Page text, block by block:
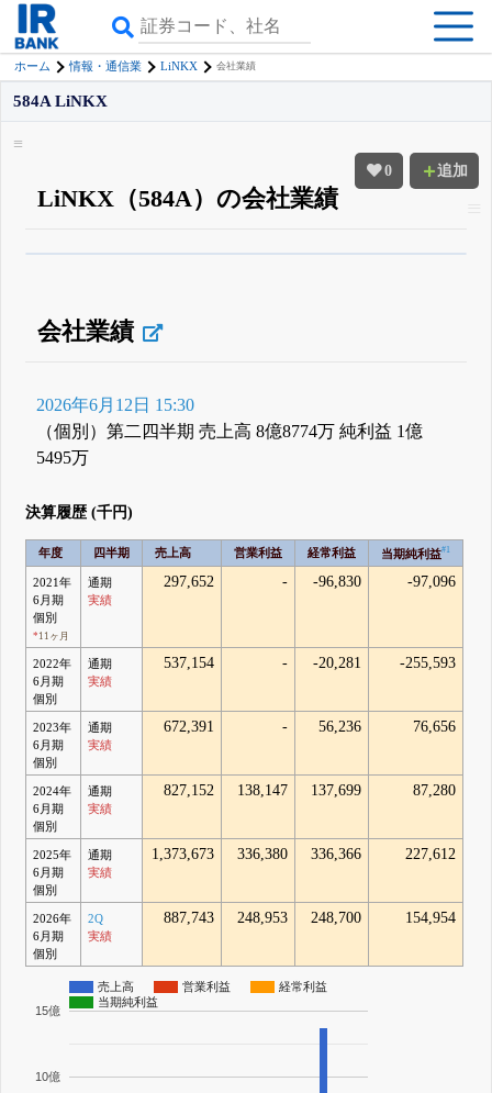
ホーム 情報・通信業 LiNKX 会社業績
0 追加
584A LiNKX
LiNKX（584A）の会社業績
登録すると永久30%OFFと米株版の先行利用も付きます
会社業績
2026年6月12日 15:30
（個別）第二四半期 売上高 8億8774万 純利益 1億
5495万
決算履歴 (千円)
年度 四半期 売上高 営業利益 経常利益 当期純利益#1
2021年
6月期
個別
* 11ヶ月
通期
実績
297,652 - -96,830 -97,096
2022年
6月期
個別
通期
実績
537,154 - -20,281 -255,593
2023年
6月期
個別
通期
実績
672,391 - 56,236 76,656
2024年
6月期
個別
通期
実績
827,152 138,147 137,699 87,280
2025年
6月期
個別
通期
実績
1,373,673 336,380 336,366 227,612
2026年
6月期
個別
2Q
実績
887,743 248,953 248,700 154,954
売上高 営業利益
経常利益
当期純利益
10億
15億